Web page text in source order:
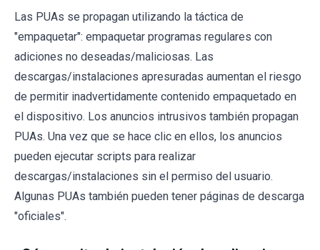
Las PUAs se propagan utilizando la táctica de
"empaquetar": empaquetar programas regulares con
adiciones no deseadas/maliciosas. Las
descargas/instalaciones apresuradas aumentan el riesgo
de permitir inadvertidamente contenido empaquetado en
el dispositivo. Los anuncios intrusivos también propagan
PUAs. Una vez que se hace clic en ellos, los anuncios
pueden ejecutar scripts para realizar
descargas/instalaciones sin el permiso del usuario.
Algunas PUAs también pueden tener páginas de descarga
"oficiales".